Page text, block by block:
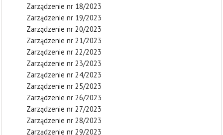
Zarządzenie nr 18/2023
Zarządzenie nr 19/2023
Zarządzenie nr 20/2023
Zarządzenie nr 21/2023
Zarządzenie nr 22/2023
Zarządzenie nr 23/2023
Zarządzenie nr 24/2023
Zarządzenie nr 25/2023
Zarządzenie nr 26/2023
Zarządzenie nr 27/2023
Zarządzenie nr 28/2023
Zarządzenie nr 29/2023